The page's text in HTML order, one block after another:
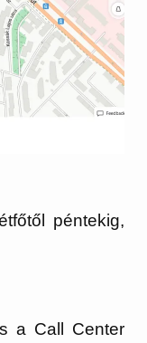
péntekig,
a Call Center